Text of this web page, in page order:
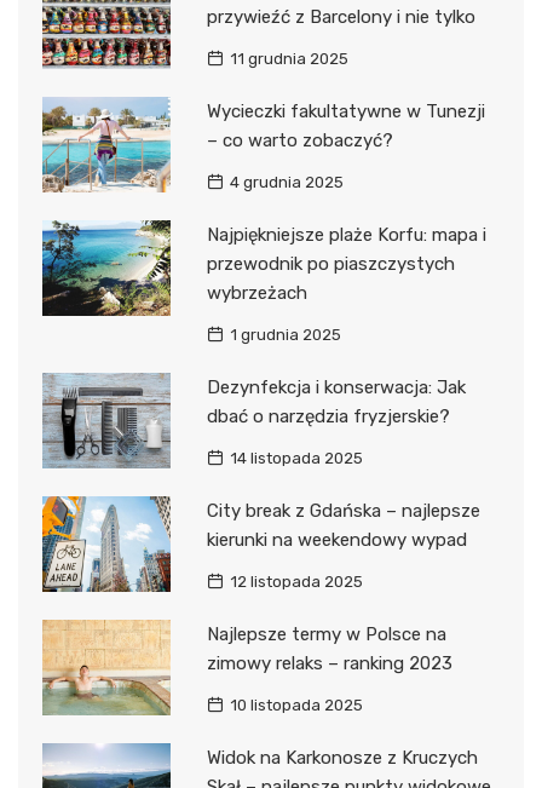
przywieźć z Barcelony i nie tylko
11 grudnia 2025
Wycieczki fakultatywne w Tunezji
– co warto zobaczyć?
4 grudnia 2025
Najpiękniejsze plaże Korfu: mapa i
przewodnik po piaszczystych
wybrzeżach
1 grudnia 2025
Dezynfekcja i konserwacja: Jak
dbać o narzędzia fryzjerskie?
14 listopada 2025
City break z Gdańska – najlepsze
kierunki na weekendowy wypad
12 listopada 2025
Najlepsze termy w Polsce na
zimowy relaks – ranking 2023
10 listopada 2025
Widok na Karkonosze z Kruczych